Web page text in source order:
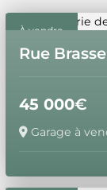
À vendre
Rue
45 000€
Garage à